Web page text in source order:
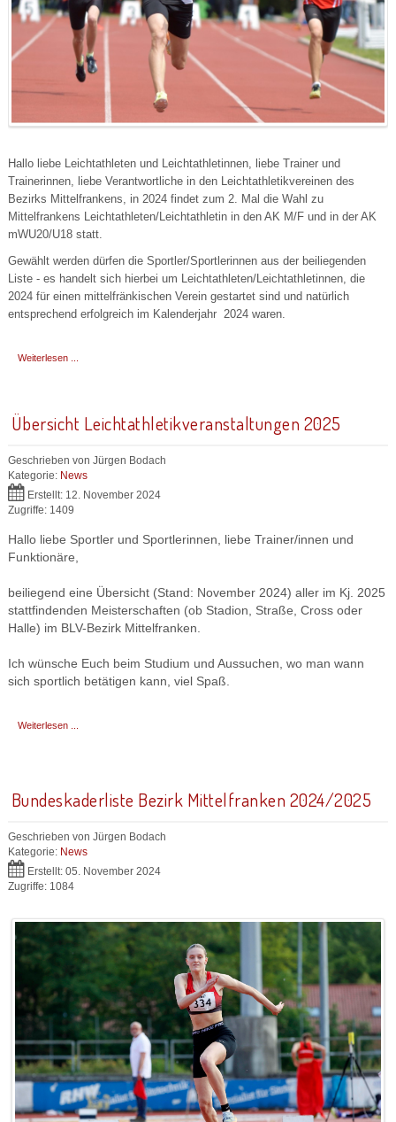
Hallo liebe Leichtathleten und Leichtathletinnen, liebe Trainer und
Trainerinnen, liebe Verantwortliche in den Leichtathletikvereinen des
Bezirks Mittelfrankens, in 2024 findet zum 2. Mal die Wahl zu
Mittelfrankens Leichtathleten/Leichtathletin in den AK M/F und in der AK
mWU20/U18 statt.
Gewählt werden dürfen die Sportler/Sportlerinnen aus der beiliegenden
Liste - es handelt sich hierbei um Leichtathleten/Leichtathletinnen, die
2024 für einen mittelfränkischen Verein gestartet sind und natürlich
entsprechend erfolgreich im Kalenderjahr 2024 waren.
Weiterlesen ...
Übersicht Leichtathletikveranstaltungen 2025
Geschrieben von Jürgen Bodach
Kategorie: News
Erstellt: 12. November 2024
Zugriffe: 1409
Hallo liebe Sportler und Sportlerinnen, liebe Trainer/innen und
Funktionäre,
beiliegend eine Übersicht (Stand: November 2024) aller im Kj. 2025
stattfindenden Meisterschaften (ob Stadion, Straße, Cross oder
Halle) im BLV-Bezirk Mittelfranken.
Ich wünsche Euch beim Studium und Aussuchen, wo man wann
sich sportlich betätigen kann, viel Spaß.
Weiterlesen ...
Bundeskaderliste Bezirk Mittelfranken 2024/2025
Geschrieben von Jürgen Bodach
Kategorie: News
Erstellt: 05. November 2024
Zugriffe: 1084